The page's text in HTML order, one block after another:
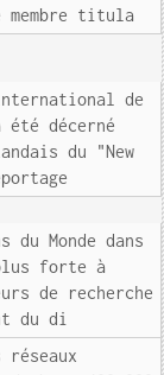
membre titula
de
décerné
du "New
Monde dans
plus forte à
de recherche
du di